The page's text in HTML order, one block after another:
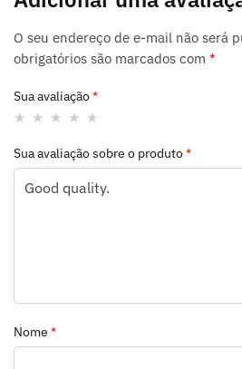
O seu endereço de e-mail não será
obrigatórios são marcados com *
Sua avaliação*
Sua avaliação sobre o produto*
Nome *